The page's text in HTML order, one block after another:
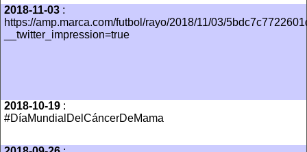
2018-11-03 :
https://amp.marca.com/futbol/rayo/2018/11/03/
__twitter_impression=true
2018-10-19 :
#DíaMundialDelCáncerDeMama